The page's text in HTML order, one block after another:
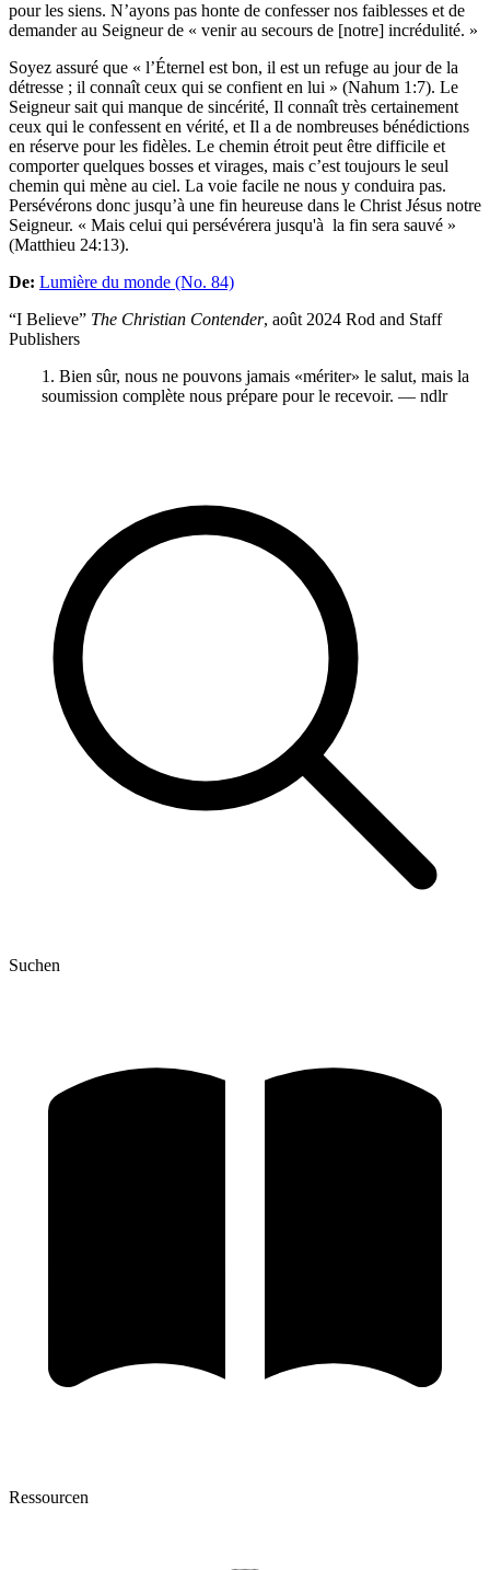
pour les siens. N’ayons pas honte de confesser nos faiblesses et de
demander au Seigneur de « venir au secours de [notre] incrédulité. »
Soyez assuré que « l’Éternel est bon, il est un refuge au jour de la
détresse ; il connaît ceux qui se confient en lui » (Nahum 1:7). Le
Seigneur sait qui manque de sincérité, Il connaît très certainement
ceux qui le confessent en vérité, et Il a de nombreuses bénédictions
en réserve pour les fidèles. Le chemin étroit peut être difficile et
comporter quelques bosses et virages, mais c’est toujours le seul
chemin qui mène au ciel. La voie facile ne nous y conduira pas.
Persévérons donc jusqu’à une fin heureuse dans le Christ Jésus notre
Seigneur. « Mais celui qui persévérera jusqu'à la fin sera sauvé »
(Matthieu 24:13).
De: Lumière du monde (No. 84)
“I Believe” The Christian Contender, août 2024 Rod and Staff
Publishers
1. Bien sûr, nous ne pouvons jamais «mériter» le salut, mais la
soumission complète nous prépare pour le recevoir. — ndlr
Suchen
Ressourcen